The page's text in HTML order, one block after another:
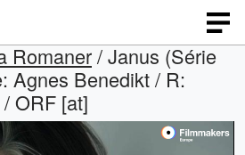
Romaner/ Janus (Série
Agnes Benedikt / R:
ORF [at]